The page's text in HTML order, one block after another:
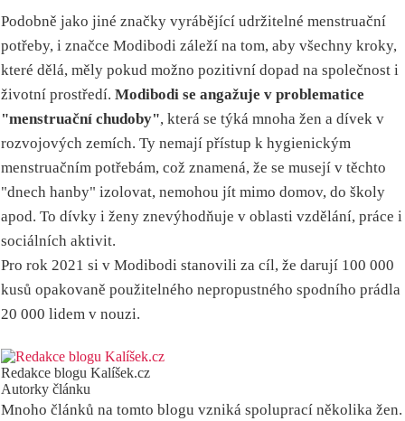
Podobně jako jiné značky vyrábějící udržitelné menstruační
potřeby, i značce Modibodi záleží na tom, aby všechny kroky,
které dělá, měly pokud možno pozitivní dopad na společnost i
životní prostředí. Modibodi se angažuje v problematice
"menstruační chudoby", která se týká mnoha žen a dívek v
rozvojových zemích. Ty nemají přístup k hygienickým
menstruačním potřebám, což znamená, že se musejí v těchto
"dnech hanby" izolovat, nemohou jít mimo domov, do školy
apod. To dívky i ženy znevýhodňuje v oblasti vzdělání, práce i
sociálních aktivit.
Pro rok 2021 si v Modibodi stanovili za cíl, že darují 100 000
kusů opakovaně použitelného nepropustného spodního prádla
20 000 lidem v nouzi.
Redakce blogu Kalíšek.cz
Autorky článku
Mnoho článků na tomto blogu vzniká spoluprací několika žen.